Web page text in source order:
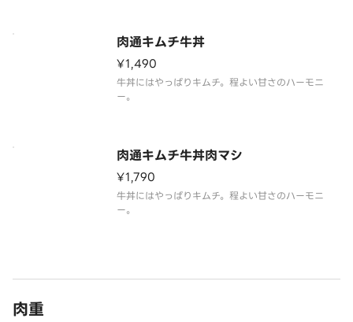
肉通キムチ牛丼
¥1,490
牛丼にはやっぱりキムチ。程よい甘さのハーモニ
ー。
肉通キムチ牛丼肉マシ
¥1,790
牛丼にはやっぱりキムチ。程よい甘さのハーモニ
ー。
肉重